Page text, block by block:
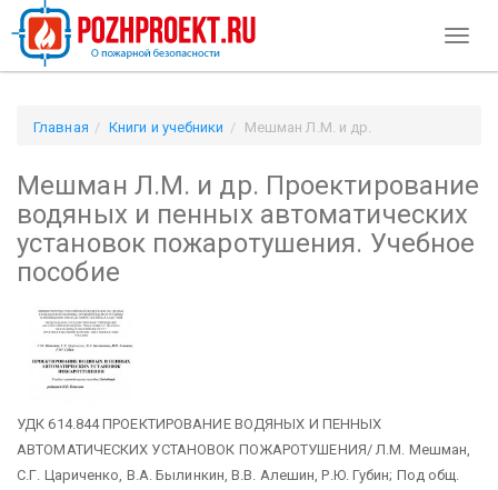
Главная Книги и учебники
Мешман Л.М. и др.
установок пожаротушения. Учебное пособие
Мешман Л.М. и др. Проектирование
водяных и пенных автоматических
установок пожаротушения. Учебное
пособие
УДК 614.844 ПРОЕКТИРОВАНИЕ ВОДЯНЫХ И ПЕННЫХ
АВТОМАТИЧЕСКИХ УСТАНОВОК ПОЖАРОТУШЕНИЯ/ Л.М. Мешман,
С.Г. Цариченко, В.А. Былинкин, В.В. Алешин, Р.Ю. Губин; Под общ.